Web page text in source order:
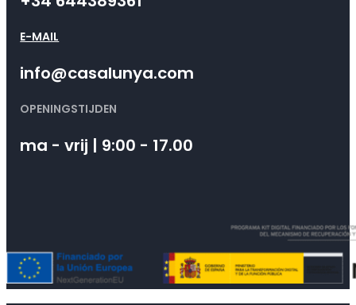
E-MAIL
info@casalunya.com
OPENINGSTIJDEN
ma - vrij | 9:00 - 17.00